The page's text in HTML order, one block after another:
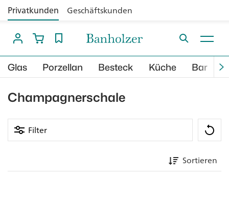
Privatkunden Geschäftskunden
Glas Porzellan Besteck Küche Bar
Champagnerschale
Filter
Sortieren